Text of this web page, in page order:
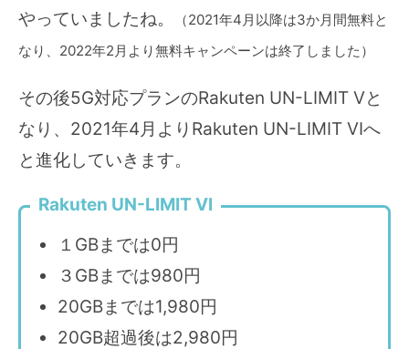
やっていましたね。
（2021年4月以降は3か月間無料と
なり、2022年2月より無料キャンペーンは終了しました）
その後5G対応プランのRakuten UN-LIMIT Vと
なり、2021年4月よりRakuten UN-LIMIT VIへ
と進化していきます。
Rakuten UN-LIMIT VI
１GBまでは0円
３GBまでは980円
20GBまでは1,980円
20GB超過後は2,980円